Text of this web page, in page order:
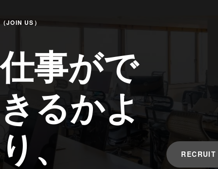
（JOIN US）
仕事がで
きるかよ
り、